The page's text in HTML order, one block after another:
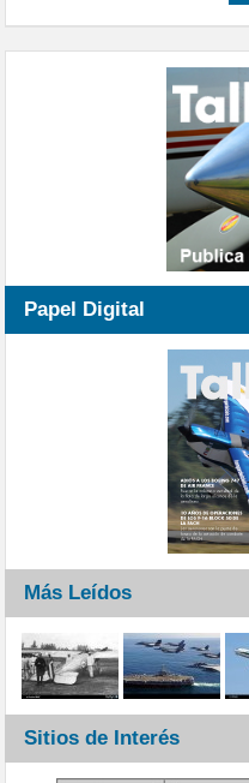
Papel Digital
Más Leídos
Sitios de Interés